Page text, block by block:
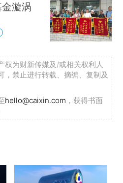
金漩涡
权为财新传媒及/或相关权利人
，禁止进行转载、摘编、复制及
hello@caixin.com ，获得书面